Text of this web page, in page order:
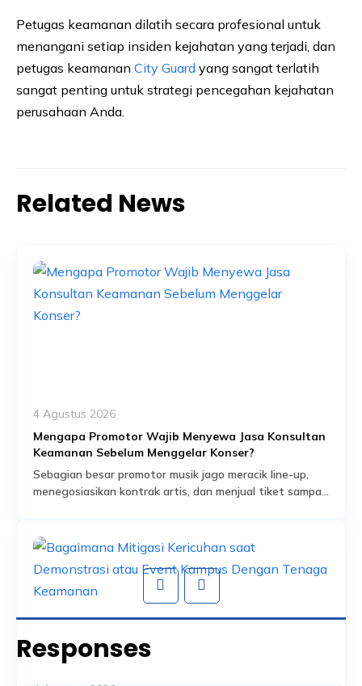
Petugas keamanan dilatih secara profesional untuk
menangani setiap insiden kejahatan yang terjadi, dan
petugas keamanan City Guard yang sangat terlatih
sangat penting untuk strategi pencegahan kejahatan
perusahaan Anda.
Related News
4 Agustus 2026
Mengapa Promotor Wajib Menyewa Jasa Konsultan
Keamanan Sebelum Menggelar Konser?
Sebagian besar promotor musik jago meracik line-up,
menegosiasikan kontrak artis, dan menjual tiket sampai
formalitas administratif, padahal sebenarnya jadi salah
satu fondasi paling krusial: proses perizinan keramaian
dan perencanaan keamanan yang menyertainya.
Banyak promotor baru mengurus aspek keamanan
Responses